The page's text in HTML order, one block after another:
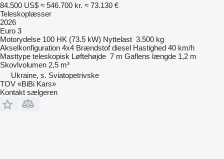
84.500 US$ ≈ 546.700 kr. ≈ 73.130 €
Teleskoplæsser
2026
Euro 3
Motorydelse 100 HK (73.5 kW) Nyttelast 3.500 kg
Akselkonfiguration 4x4 Brændstof diesel Hastighed 40 km/h
Masttype teleskopisk Løftehøjde 7 m Gaflens længde 1,2 m
Skovlvolumen 2,5 m³
Ukraine, s. Sviatopetrivske
TOV «BiBi Kars»
Kontakt sælgeren